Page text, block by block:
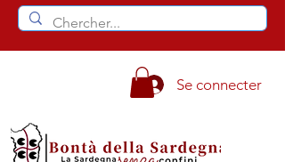
Se connecter